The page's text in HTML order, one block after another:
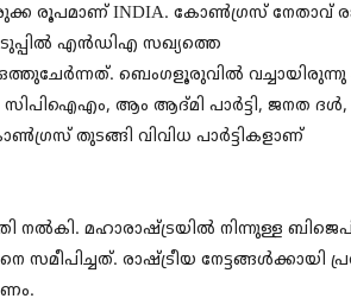
ചുരുക്ക രൂപമാണ് INDIA. കോൺഗ്രസ്
എൻഡിഎ സഖ്യത്തെ
ബെംഗളൂരുവിൽ വച്ചായിരുന്നു
ആം ആദ്മി പാർട്ടി, ജനത ദൾ,
തുടങ്ങി വിവിധ പാർട്ടികളാണ്
നൽകി. മഹാരാഷ്ട്രയിൽ നിന്നുള്ള
രാഷ്ട്രീയ നേട്ടങ്ങൾക്കായി